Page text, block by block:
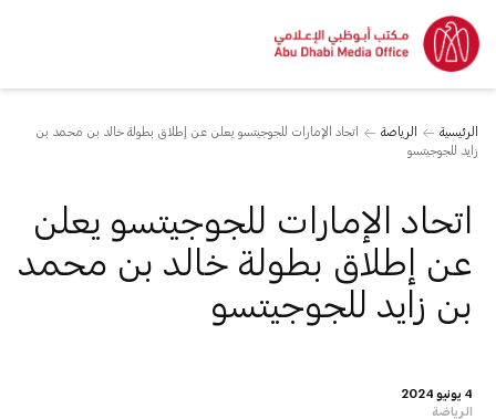
الرئيسية الرياضة
اتحاد الإمارات للجوجيتسو يعلن عن إطلاق بطولة خالد بن محمد بن
زايد للجوجيتسو
4 يونيو 2024
الرياضة
اتحاد الإمارات للجوجيتسو يعلن
عن إطلاق بطولة خالد بن محمد
بن زايد للجوجيتسو